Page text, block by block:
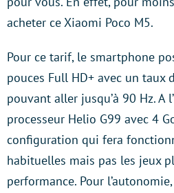
acheter ce Xiaomi Poco M5.
Pour ce tarif, le smartphone
pouces Full HD+ avec un taux
pouvant aller jusqu’à 90 Hz. A
processeur Helio G99 avec 4
configuration qui fera
habituelles mais pas les jeux
performance. Pour